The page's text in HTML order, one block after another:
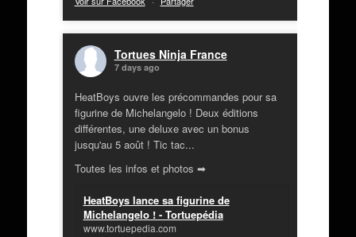
Tortues Ninja France
7 days ago
HeatBoys ouvre les précommandes pour sa
figurine de Michelangelo ! Deux éditions
différentes, une deluxe avec un bonus
jusqu'au 5 août ! Tic tac...
Toutes les infos et photos ➡
HeatBoys lance sa figurine de
Michelangelo ! - Tortuepédia
www.tortuepedia.com